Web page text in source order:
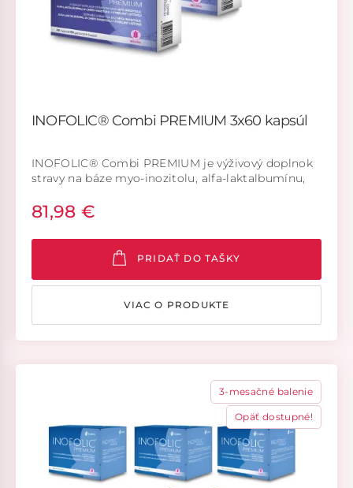
INOFOLIC® Combi PREMIUM 3x60 kapsúl
INOFOLIC® Combi PREMIUM je výživový doplnok
stravy na báze myo-inozitolu, alfa-laktalbumínu,
81,98 €
PRIDAŤ DO TAŠKY
VIAC O PRODUKTE
3-mesačné balenie
Opäť dostupné!